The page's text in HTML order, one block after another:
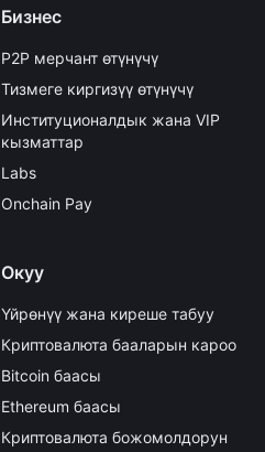
Бизнес
P2P мерчант өтүнүчү
Тизмеге киргизүү өтүнүчү
Институционалдык жана VIP
кызматтар
Labs
Onchain Pay
Окуу
Үйрөнүү жана киреше табуу
Криптовалюта бааларын кароо
Bitcoin баасы
Ethereum баасы
Криптовалюта божомолдорун